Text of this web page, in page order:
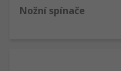
ochranných krytů a
Nožní spínače